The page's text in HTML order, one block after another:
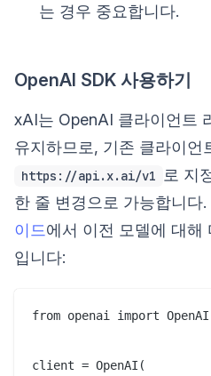
는 경우 중요합니다.
OpenAI SDK 사용하기
xAI는 OpenAI 클라이언트
유지하므로, 기존 클라이언
https://api.x.ai/v1
로 지
한 줄 변경으로 가능합니다.
이드에서 이전 모델에 대해
입니다:
from openai import OpenAI
client = OpenAI(